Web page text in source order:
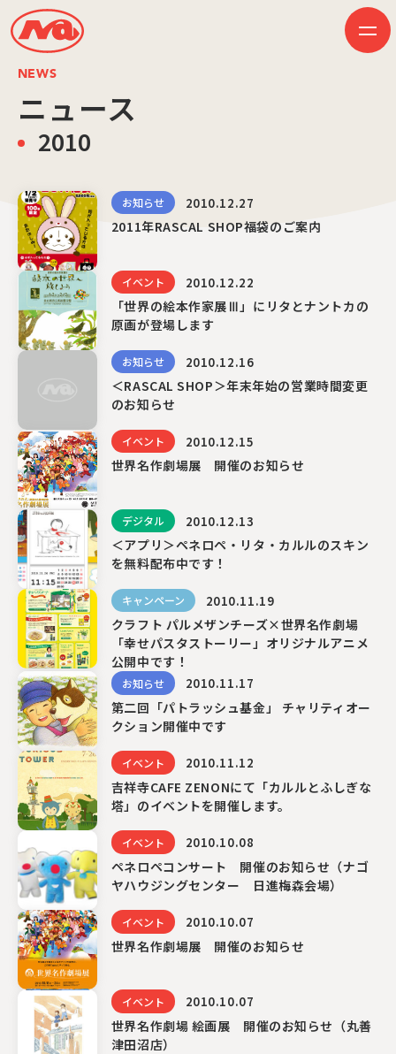
〒104-0061
東京都中央区銀座7丁目13番20号 銀座THビル5F
HOME
ニュース
作品紹介
会社案内
創業50周年記念ページ
音楽配信
採用情報
プレスリリース
お問い合わせ
NEWS
ニュース
2010
お知らせ 2010.12.27
2011年RASCAL SHOP福袋のご案内
イベント 2010.12.22
「世界の絵本作家展Ⅲ」にリタとナントカの
原画が登場します
お知らせ 2010.12.16
＜RASCAL SHOP＞年末年始の営業時間変更
のお知らせ
イベント 2010.12.15
世界名作劇場展 開催のお知らせ
デジタル 2010.12.13
＜アプリ＞ペネロペ・リタ・カルルのスキン
を無料配布中です！
キャンペーン 2010.11.19
クラフト パルメザンチーズ×世界名作劇場
「幸せパスタストーリー」オリジナルアニメ
公開中です！
お知らせ 2010.11.17
第二回「パトラッシュ基金」 チャリティオー
クション開催中です
イベント 2010.11.12
吉祥寺CAFE ZENONにて「カルルとふしぎな
塔」のイベントを開催します。
イベント 2010.10.08
ペネロペコンサート 開催のお知らせ（ナゴ
ヤハウジングセンター 日進梅森会場）
イベント 2010.10.07
世界名作劇場展 開催のお知らせ
イベント 2010.10.07
世界名作劇場 絵画展 開催のお知らせ（丸善
津田沼店）